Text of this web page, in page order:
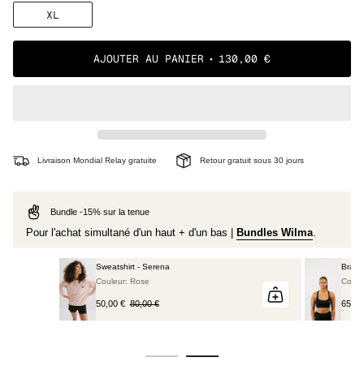
XL
ÉPUISÉE
OU
AJOUTER AU PANIER 130,00 €
Livraison Mondial Relay gratuite Retour gratuit sous 30 jours
Bundle -15% sur la tenue
Pour l'achat simultané d'un haut + d'un bas | Bundles Wilma
Sweatshirt - Serena
Couleur: Rose
50,00 € 80,00 €